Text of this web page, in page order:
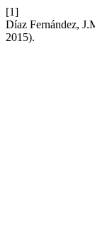
[1]
Díaz Fernández,
2015).